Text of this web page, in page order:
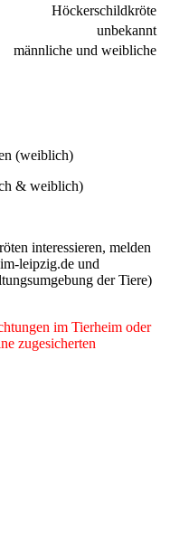
Höckerschildkröte
unbekannt
männliche und weibliche
(weiblich)
& weiblich)
interessieren, melden
leipzig.de und
der Tiere)
im Tierheim oder
zugesicherten